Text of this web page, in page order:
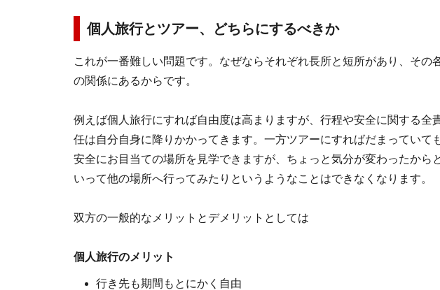
個人旅行とツアー、どちらにするべきか
これが一番難しい問題です。なぜならそれぞれ長所と短所があり、その
の関係にあるからです。
例えば個人旅行にすれば自由度は高まりますが、行程や安全に関する全
任は自分自身に降りかかってきます。一方ツアーにすればだまっていて
安全にお目当ての場所を見学できますが、ちょっと気分が変わったから
いって他の場所へ行ってみたりというようなことはできなくなります。
双方の一般的なメリットとデメリットとしては
個人旅行のメリット
行き先も期間もとにかく自由